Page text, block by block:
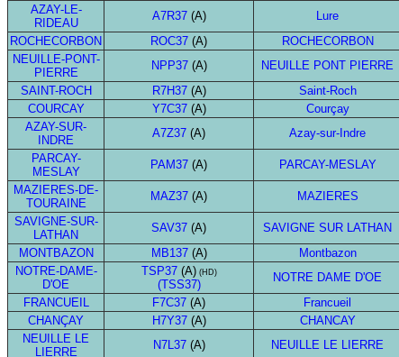
AZAY-LE-
RIDEAU
A7R37(A) Lure
ROCHECORBON ROC37 (A) ROCHECORBON
NEUILLE-PONT-
PIERRE
NPP37(A) NEUILLE PONT PIERRE
SAINT-ROCH R7H37(A) Saint-Roch
COURCAY Y7C37(A) Courçay
AZAY-SUR-
INDRE
A7Z37 (A) Azay-sur-Indre
PARCAY-
MESLAY
PAM37 (A) PARCAY-MESLAY
MAZIERES-DE-
TOURAINE
MAZ37 (A) MAZIERES
SAVIGNE-SUR-
LATHAN
SAV37 (A) SAVIGNE SUR LATHAN
MONTBAZON MB137(A) Montbazon
NOTRE-DAME-
D'OE
TSP37(A)(HD)
(TSS37)
NOTRE DAME D'OE
FRANCUEIL F7C37 (A) Francueil
CHANÇAY H7Y37(A) CHANCAY
NEUILLE LE
LIERRE
N7L37(A) NEUILLE LE LIERRE